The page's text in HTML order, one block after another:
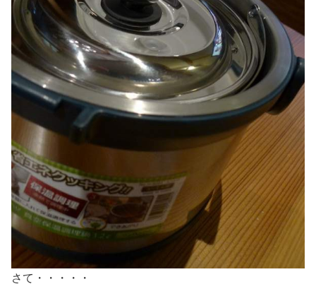
さて・・・・・